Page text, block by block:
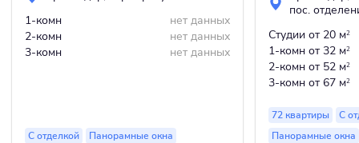
1-комн
нет данных
2-комн
нет данных
3-комн
нет данных
С отделкой Панорамные окна
пос.
Студии от 20 м2
1-комн от 32 м2
2-комн от 52 м2
3-комн от 67 м2
72 квартиры
С
Панорамные окна